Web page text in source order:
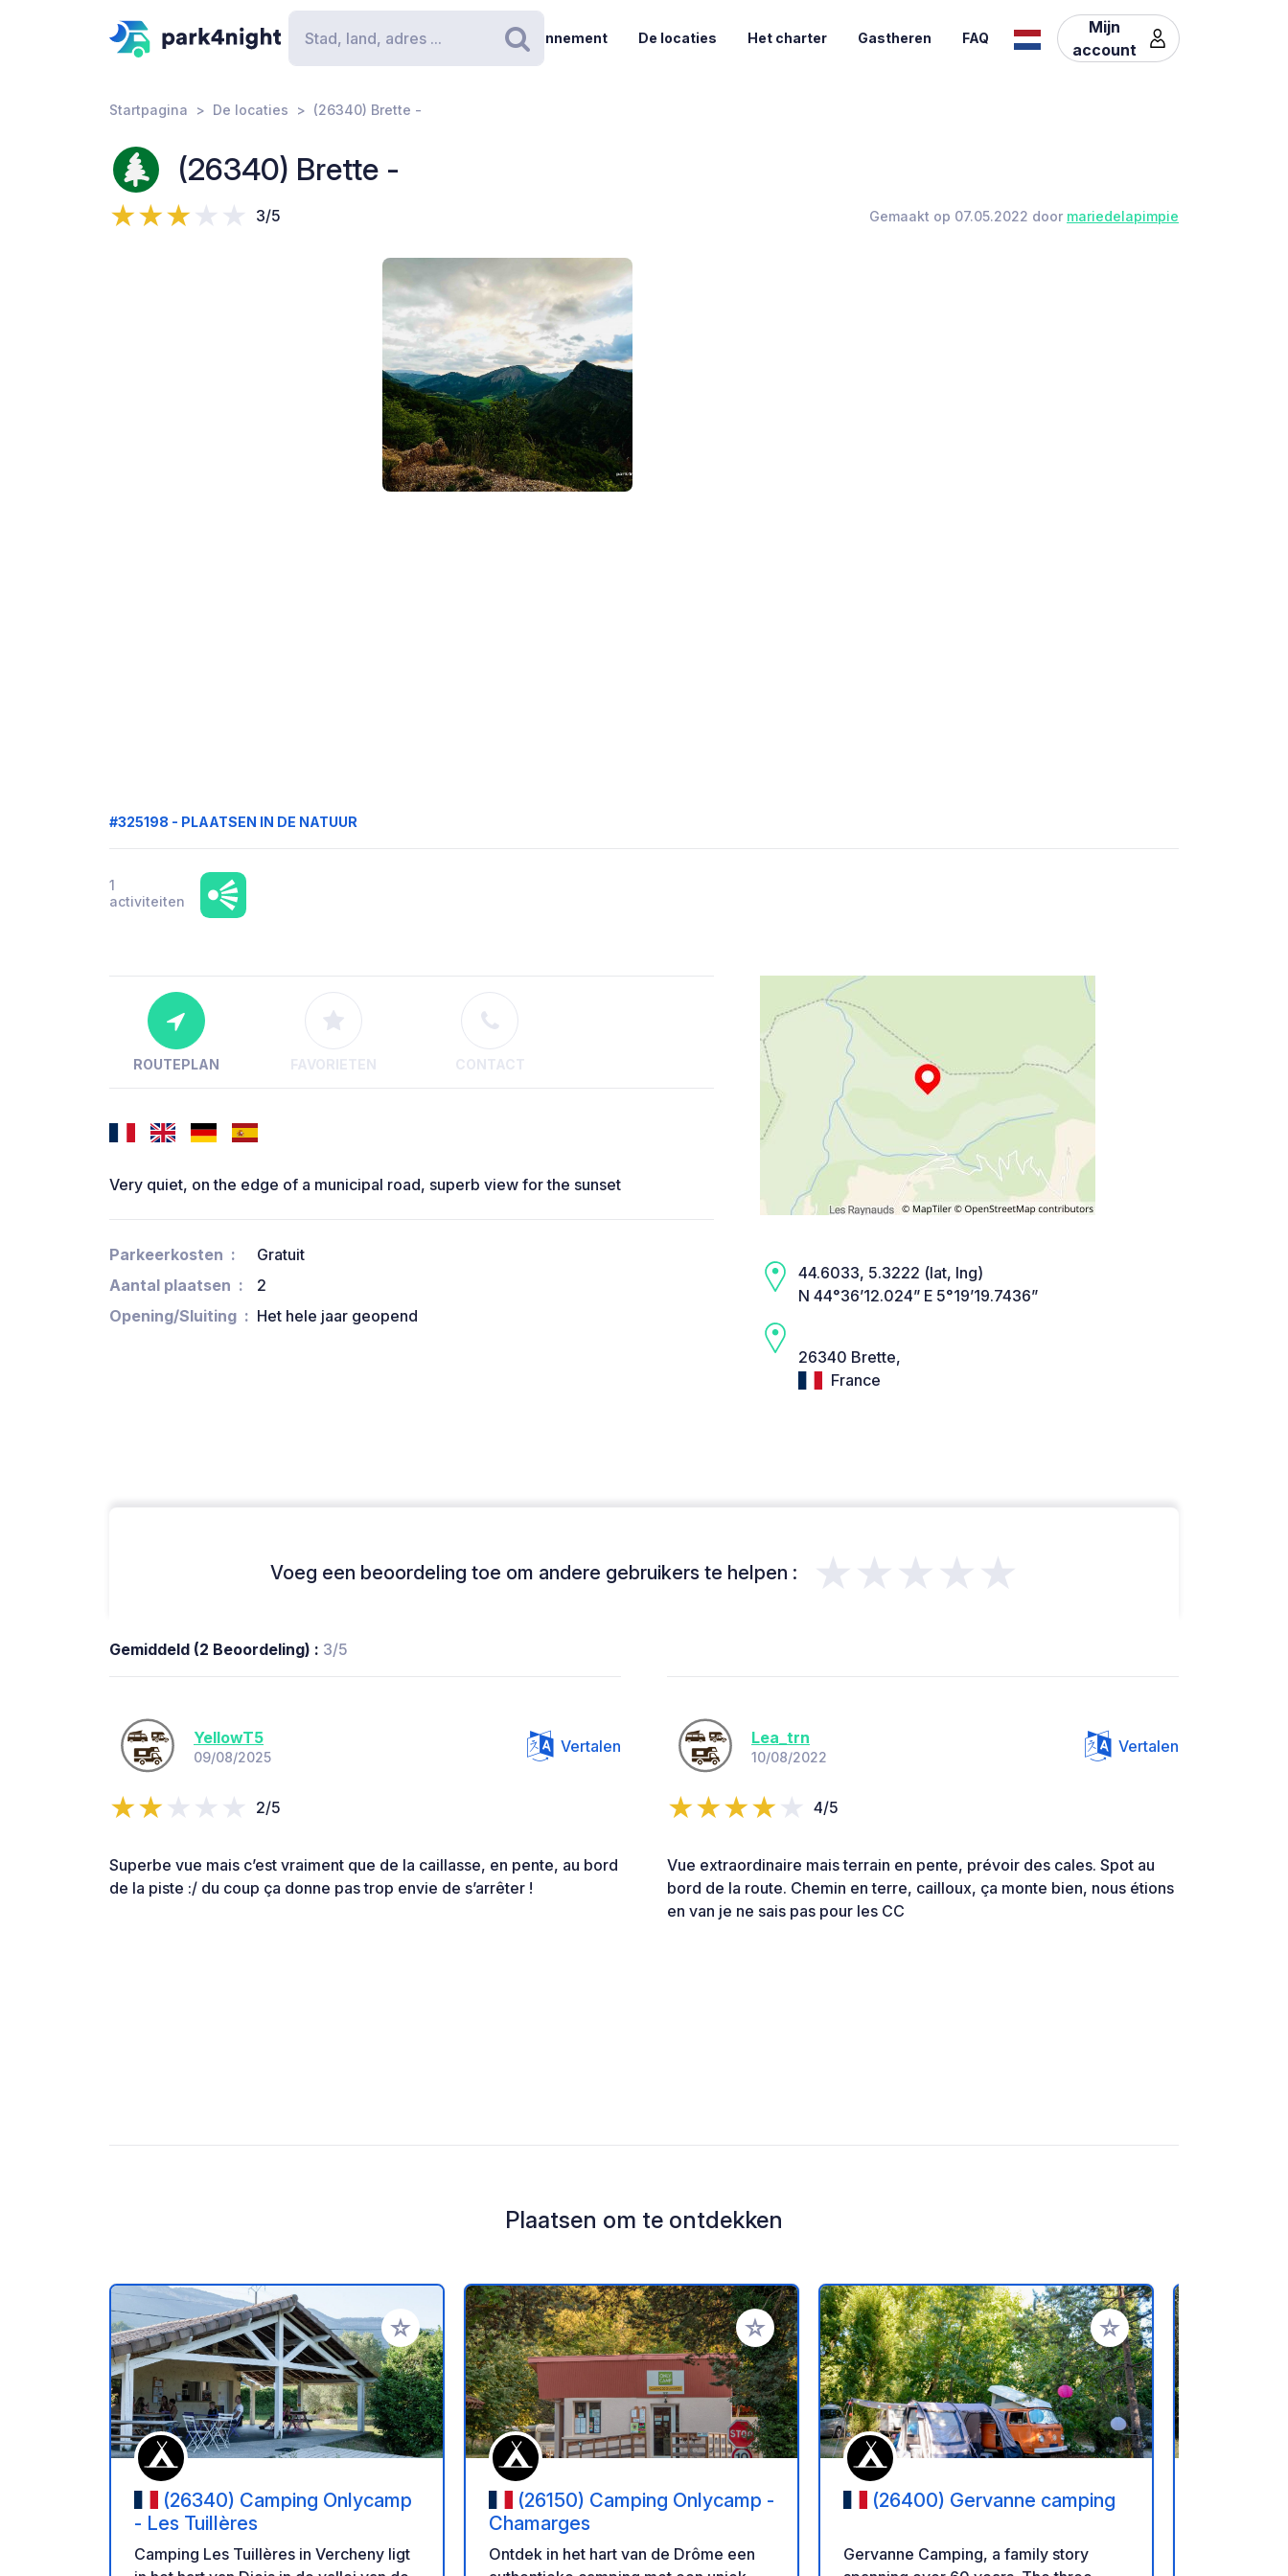
Zoeken
Abonnement De locaties Het charter Gastheren FAQ
Mijn
account
Startpagina De locaties (26340) Brette -
(26340) Brette -
3/5 Gemaakt op 07.05.2022 door mariedelapimpie
#325198 - PLAATSEN IN DE NATUUR
1
activiteiten
ROUTEPLAN FAVORIETEN CONTACT
Very quiet, on the edge of a municipal road, superb view for the sunset
Parkeerkosten
Gratuit
Aantal plaatsen
2
Opening/Sluiting
Het hele jaar geopend
44.6033, 5.3222 (lat, lng)
N 44°36’12.024” E 5°19’19.7436”
26340 Brette,
France
Voeg een beoordeling toe om andere gebruikers te helpen : ★★★★★
Gemiddeld (2 Beoordeling) : 3/5
YellowT5
09/08/2025
Vertalen
2/5
Superbe vue mais c’est vraiment que de la caillasse, en pente, au bord
de la piste :/ du coup ça donne pas trop envie de s’arrêter !
Lea_trn
10/08/2022
Vertalen
4/5
Vue extraordinaire mais terrain en pente, prévoir des cales. Spot au
bord de la route. Chemin en terre, cailloux, ça monte bien, nous étions
en van je ne sais pas pour les CC
Plaatsen om te ontdekken
Voeg toe aan je favorieten
(26340) Camping Onlycamp
- Les Tuillères
Camping Les Tuillères in Vercheny ligt
Voeg toe aan je favorieten
(26150) Camping Onlycamp -
Chamarges
Ontdek in het hart van de Drôme een
Voeg toe aan je favorieten
(26400) Gervanne camping
Gervanne Camping, a family story